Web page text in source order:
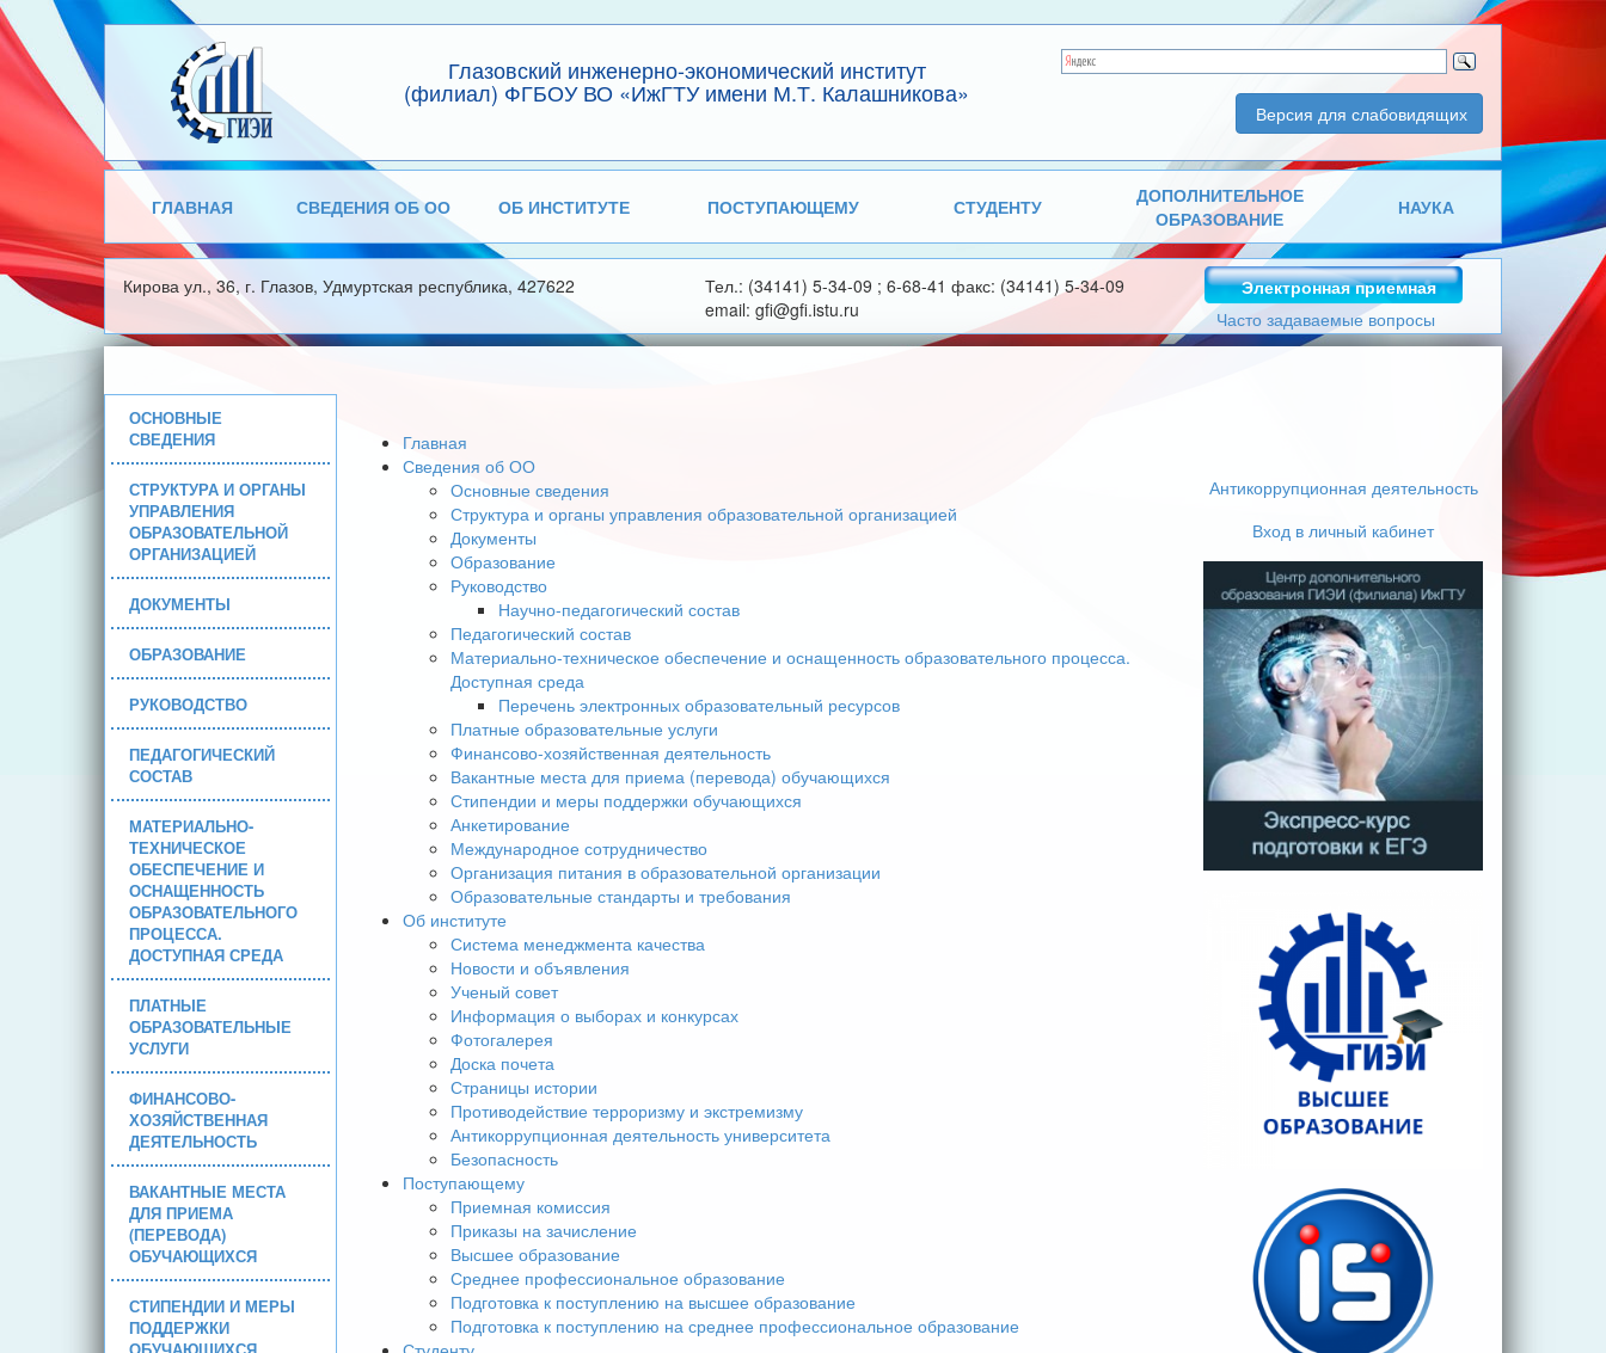
Глазовский инженерно-экономический институт
(филиал) ФГБОУ ВО «ИжГТУ имени М.Т. Калашникова»
Версия для слабовидящих
ГЛАВНАЯ СВЕДЕНИЯ ОБ ОО ОБ ИНСТИТУТЕ ПОСТУПАЮЩЕМУ СТУДЕНТУ
ДОПОЛНИТЕЛЬНОЕ
ОБРАЗОВАНИЕ
НАУКА
Кирова ул., 36, г. Глазов, Удмуртская республика, 427622
Тел.: (34141) 5-34-09 ; 6-68-41 факс: (34141) 5-34-09
email: gfi@gfi.istu.ru
Электронная приемная
Часто задаваемые вопросы
ОСНОВНЫЕ
СВЕДЕНИЯ
СТРУКТУРА И ОРГАНЫ
УПРАВЛЕНИЯ
ОБРАЗОВАТЕЛЬНОЙ
ОРГАНИЗАЦИЕЙ
ДОКУМЕНТЫ
ОБРАЗОВАНИЕ
РУКОВОДСТВО
ПЕДАГОГИЧЕСКИЙ
СОСТАВ
МАТЕРИАЛЬНО-
ТЕХНИЧЕСКОЕ
ОБЕСПЕЧЕНИЕ И
ОСНАЩЕННОСТЬ
ОБРАЗОВАТЕЛЬНОГО
ПРОЦЕССА.
ДОСТУПНАЯ СРЕДА
ПЛАТНЫЕ
ОБРАЗОВАТЕЛЬНЫЕ
УСЛУГИ
ФИНАНСОВО-
ХОЗЯЙСТВЕННАЯ
ДЕЯТЕЛЬНОСТЬ
ВАКАНТНЫЕ МЕСТА
ДЛЯ ПРИЕМА
(ПЕРЕВОДА)
ОБУЧАЮЩИХСЯ
СТИПЕНДИИ И МЕРЫ
ПОДДЕРЖКИ
Главная
Сведения об ОО
Основные сведения
Структура и органы управления образовательной организацией
Документы
Образование
Руководство
Научно-педагогический состав
Педагогический состав
Материально-техническое обеспечение и оснащенность образовательного процесса.
Доступная среда
Перечень электронных образовательный ресурсов
Платные образовательные услуги
Финансово-хозяйственная деятельность
Вакантные места для приема (перевода) обучающихся
Стипендии и меры поддержки обучающихся
Анкетирование
Международное сотрудничество
Организация питания в образовательной организации
Образовательные стандарты и требования
Об институте
Система менеджмента качества
Новости и объявления
Ученый совет
Информация о выборах и конкурсах
Фотогалерея
Доска почета
Страницы истории
Противодействие терроризму и экстремизму
Антикоррупционная деятельность университета
Безопасность
Поступающему
Приемная комиссия
Приказы на зачисление
Высшее образование
Среднее профессиональное образование
Подготовка к поступлению на высшее образование
Подготовка к поступлению на среднее профессиональное образование
Антикоррупционная деятельность
Вход в личный кабинет